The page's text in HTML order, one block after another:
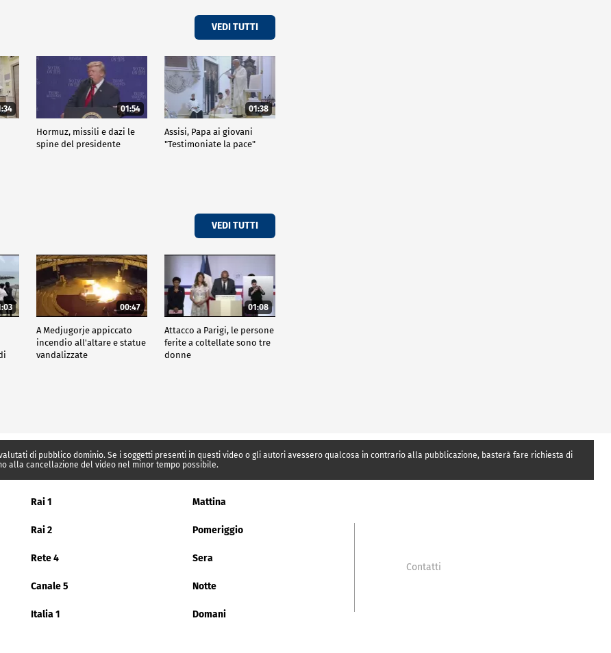
VEDI TUTTI
01:54
Hormuz, missili e dazi le
spine del presidente
01:38
Assisi, Papa ai giovani
"Testimoniate la pace"
VEDI TUTTI
00:47
A Medjugorje appiccato
incendio all'altare e statue
vandalizzate
01:08
Attacco a Parigi, le persone
ferite a coltellate sono tre
donne
di pubblico dominio. Se i soggetti presenti in questi video o gli autori avessero qualcosa in contrario alla pubblicazione, basterà fare richiesta di
alla cancellazione del video nel minor tempo possibile.
Rai 1 Mattina
Rai 2 Pomeriggio
Rete 4 Sera
Canale 5 Notte
Italia 1 Domani
Contatti